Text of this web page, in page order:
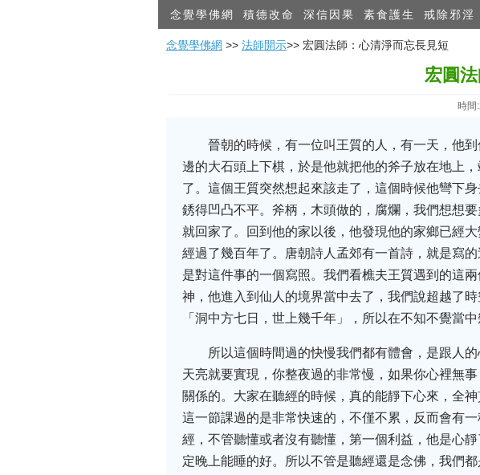
念覺學佛網 積德改命 深信因果 素食護生 戒除邪淫
念覺學佛網 >> 法師開示>> 宏圓法師：心清淨而忘長見短
宏圓
時間
晉朝的時候，有一位叫王質的人，有一天，他
邊的大石頭上下棋，於是他就把他的斧子放在地上
了。這個王質突然想起來該走了，這個時候他彎下
銹得凹凸不平。斧柄，木頭做的，腐爛，我們想想
就回家了。回到他的家以後，他發現他的家鄉已經
經過了幾百年了。唐朝詩人孟郊有一首詩，就是寫
是對這件事的一個寫照。我們看樵夫王質遇到的這
神，他進入到仙人的境界當中去了，我們說超越了
「洞中方七日，世上幾千年」，所以在不知不覺當中
所以這個時間過的快慢我們都有體會，是跟人
天亮就要實現，你整夜過的非常慢，如果你心裡無
關係的。大家在聽經的時候，真的能靜下心來，全
這一節課過的是非常快速的，不僅不累，反而會有
經，不管聽懂或者沒有聽懂，第一個利益，他是心
定晚上能睡的好。所以不管是聽經還是念佛，我們